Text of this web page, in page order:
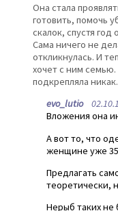
Она стала
готовить, помочь
скалок, спустя
Сама ничего не
откликнулась. И
хочет с ним
подкрепляла никак.
evo_lutio
Вложения она
А вот то, что
женщине уже
Предлагать
теоретически,
Нерыб таких